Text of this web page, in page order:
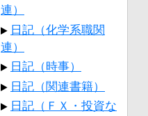
連）
日記（化学系職関
連）
日記（時事）
日記（関連書籍）
日記（ＦＸ・投資な